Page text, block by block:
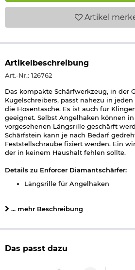
Artikel
Artikelbeschreibung
Art.-Nr.: 126762
Das kompakte Schärfwerkzeug, in der
Kugelschreibers, passt nahezu in
die Hosentasche. Es ist auch für
geeignet. Selbst Angelhaken können
vorgesehenen Längsrille geschärft
Schärfstein kann je nach Bedarf
Feststellschraube fixiert werden. Ein
der in keinem Haushalt fehlen sollte.
Details zu Enforcer Diamantschärfer:
Längsrille für Angelhaken
Länge offen: ca. 18,5 cm
Gewicht: ca. 37 g
Marke: Enforcer
... mehr Beschreibung
Das passt dazu